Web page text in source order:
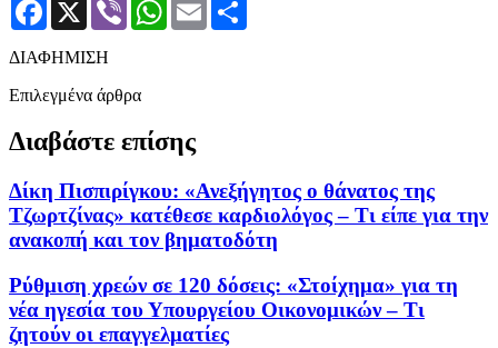
ΔΙΑΦΗΜΙΣΗ
Επιλεγμένα άρθρα
Διαβάστε επίσης
Δίκη Πισπιρίγκου: «Ανεξήγητος ο θάνατος της
Τζωρτζίνας» κατέθεσε καρδιολόγος – Τι είπε για την
ανακοπή και τον βηματοδότη
Ρύθμιση χρεών σε 120 δόσεις: «Στοίχημα» για τη
νέα ηγεσία του Υπουργείου Οικονομικών – Τι
ζητούν οι επαγγελματίες